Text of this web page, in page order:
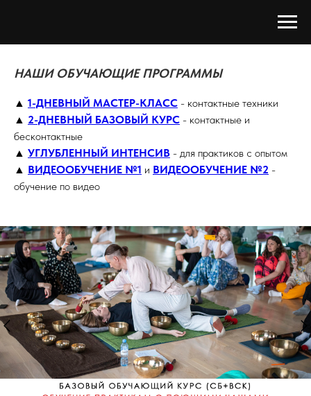
НАШИ ОБУЧАЮЩИЕ ПРОГРАММЫ
▲ 1-ДНЕВНЫЙ МАСТЕР-КЛАСС - контактные техники
▲ 2-ДНЕВНЫЙ БАЗОВЫЙ КУРС - контактные и
бесконтактные
▲ УГЛУБЛЕННЫЙ ИНТЕНСИВ - для практиков с опытом
▲ ВИДЕООБУЧЕНИЕ №1 и ВИДЕООБУЧЕНИЕ №2 -
обучение по видео